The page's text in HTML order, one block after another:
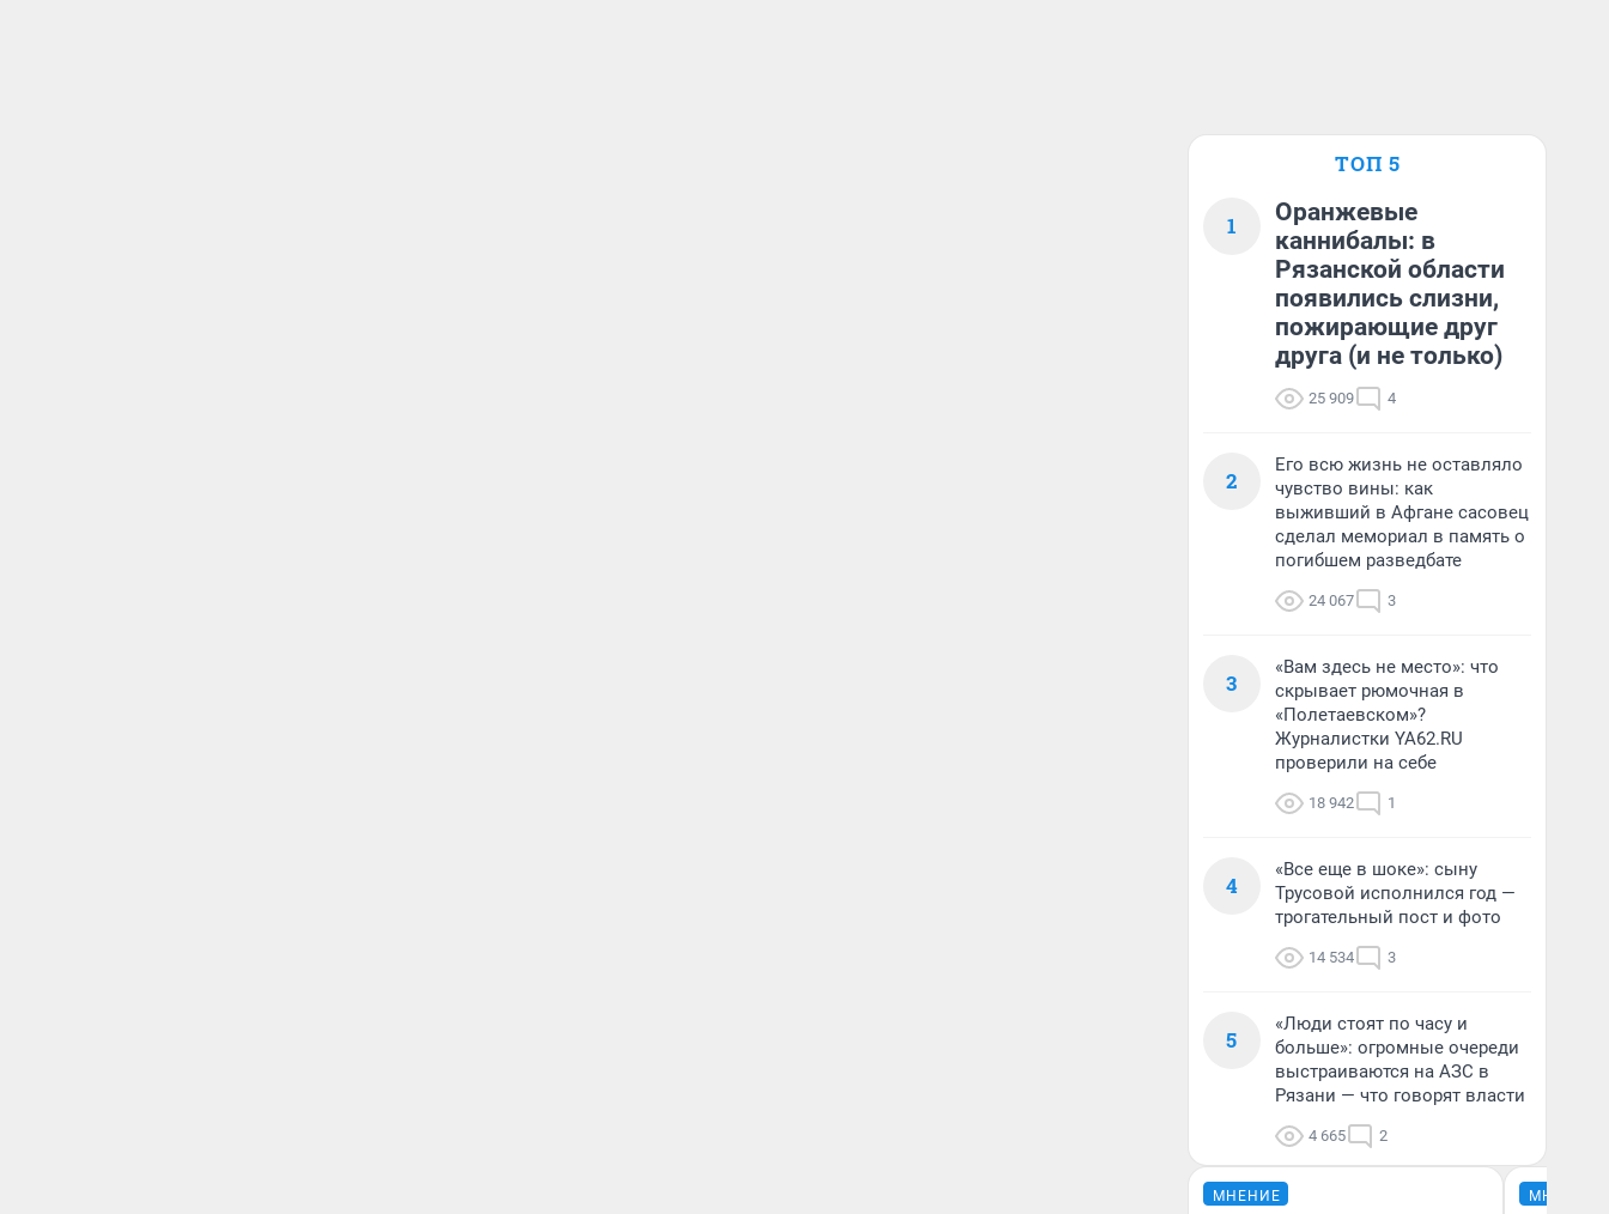
ТОП 5
1
Оранжевые
каннибалы: в
Рязанской области
появились слизни,
пожирающие друг
друга (и не только)
25 909 4
2
Его всю жизнь не оставляло
чувство вины: как
выживший в Афгане сасовец
сделал мемориал в память о
погибшем разведбате
24 067 3
3
«Вам здесь не место»: что
скрывает рюмочная в
«Полетаевском»?
Журналистки YA62.RU
проверили на себе
18 942 1
4
«Все еще в шоке»: сыну
Трусовой исполнился год —
трогательный пост и фото
14 534 3
5
«Люди стоят по часу и
больше»: огромные очереди
выстраиваются на АЗС в
Рязани — что говорят власти
4 665 2
МНЕНИЕ МНЕНИЕ